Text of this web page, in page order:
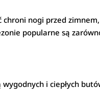
nogi przed
popularne są
i ciepłych